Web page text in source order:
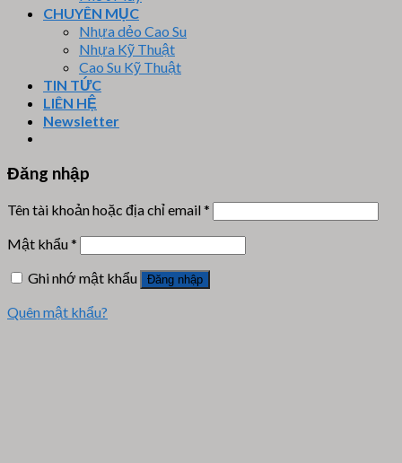
CHUYÊN MỤC
Nhựa dẻo Cao Su
Nhựa Kỹ Thuật
Cao Su Kỹ Thuật
TIN TỨC
LIÊN HỆ
Newsletter
Đăng nhập
Tên tài khoản hoặc địa chỉ email*
Mật khẩu*
Ghi nhớ mật khẩu
Đăng nhập
Quên mật khẩu?